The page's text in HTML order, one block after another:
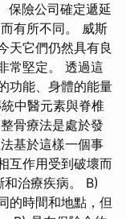
保險公司確定遞延
有所不同。 威斯
天它們仍然具有良
常堅定。 透過這
功能、身體的能量
中醫元素與脊椎
骨療法是處於發
基於這樣一個事
互作用受到破壞而
治療疾病。 B)
的時間和地點，但